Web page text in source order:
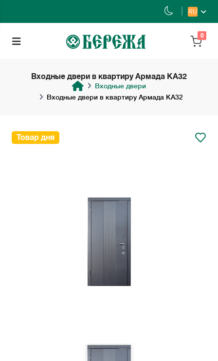
RU
0
Входные двери в квартиру Армада KA32
Входные двери
Входные двери в квартиру Армада KA32
Товар дня